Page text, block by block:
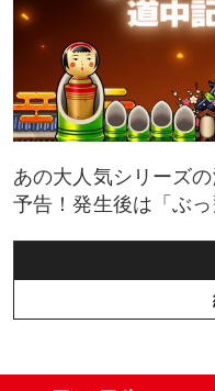
あの大人気シリーズ
予告！発生後は「ぶ